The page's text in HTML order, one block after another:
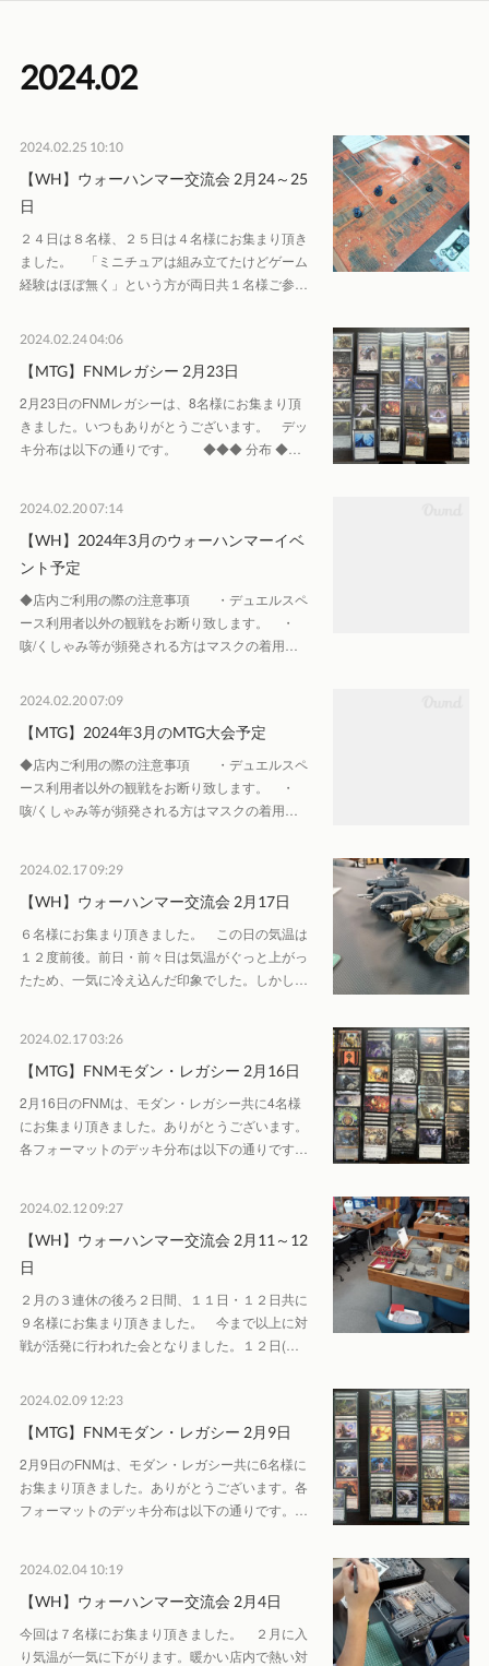
2024.02
2024.02.25 10:10
【WH】ウォーハンマー交流会 2月24～25
日
２４日は８名様、２５日は４名様にお集まり頂き
ました。 「ミニチュアは組み立てたけどゲーム
経験はほぼ無く」という方が両日共１名様ご参…
2024.02.24 04:06
【MTG】FNMレガシー 2月23日
2月23日のFNMレガシーは、8名様にお集まり頂
きました。いつもありがとうございます。 デッ
キ分布は以下の通りです。 ◆◆◆ 分布 ◆…
2024.02.20 07:14
【WH】2024年3月のウォーハンマーイベ
ント予定
◆店内ご利用の際の注意事項 ・デュエルスペ
ース利用者以外の観戦をお断り致します。 ・
咳/くしゃみ等が頻発される方はマスクの着用…
2024.02.20 07:09
【MTG】2024年3月のMTG大会予定
◆店内ご利用の際の注意事項 ・デュエルスペ
ース利用者以外の観戦をお断り致します。 ・
咳/くしゃみ等が頻発される方はマスクの着用…
2024.02.17 09:29
【WH】ウォーハンマー交流会 2月17日
６名様にお集まり頂きました。 この日の気温は
１２度前後。前日・前々日は気温がぐっと上がっ
たため、一気に冷え込んだ印象でした。しかし…
2024.02.17 03:26
【MTG】FNMモダン・レガシー 2月16日
2月16日のFNMは、モダン・レガシー共に4名様
にお集まり頂きました。ありがとうございます。
各フォーマットのデッキ分布は以下の通りです…
2024.02.12 09:27
【WH】ウォーハンマー交流会 2月11～12
日
２月の３連休の後ろ２日間、１１日・１２日共に
９名様にお集まり頂きました。 今まで以上に対
戦が活発に行われた会となりました。１２日(…
2024.02.09 12:23
【MTG】FNMモダン・レガシー 2月9日
2月9日のFNMは、モダン・レガシー共に6名様に
お集まり頂きました。ありがとうございます。各
フォーマットのデッキ分布は以下の通りです。…
2024.02.04 10:19
【WH】ウォーハンマー交流会 2月4日
今回は７名様にお集まり頂きました。 ２月に入
り気温が一気に下がります。暖かい店内で熱い対